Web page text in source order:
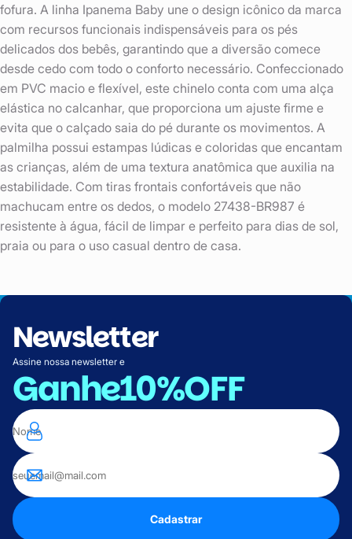
fofura. A linha Ipanema Baby une o design icônico da marca
com recursos funcionais indispensáveis para os pés
delicados dos bebês, garantindo que a diversão comece
desde cedo com todo o conforto necessário. Confeccionado
em PVC macio e flexível, este chinelo conta com uma alça
elástica no calcanhar, que proporciona um ajuste firme e
evita que o calçado saia do pé durante os movimentos. A
palmilha possui estampas lúdicas e coloridas que encantam
as crianças, além de uma textura anatômica que auxilia na
estabilidade. Com tiras frontais confortáveis que não
machucam entre os dedos, o modelo 27438-BR987 é
resistente à água, fácil de limpar e perfeito para dias de sol,
praia ou para o uso casual dentro de casa.
Newsletter
Assine nossa newsletter e
Ganhe10%OFF
Cadastrar